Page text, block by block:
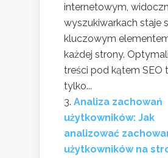
internetowym,
wyszukiwarkach staje
kluczowym
każdej strony.
treści pod kątem SEO
tylko...
Analiza zachowań
użytkowników: Jak
analizować
użytkowników na